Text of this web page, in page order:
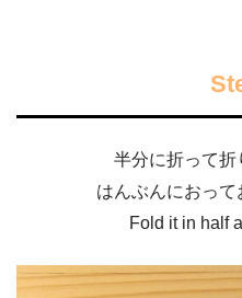
半分に折って折
はんぶんにおって
Fold it in half